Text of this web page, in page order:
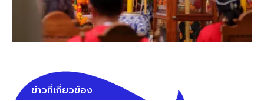
ข่าวที่เกี่ยวข้อง